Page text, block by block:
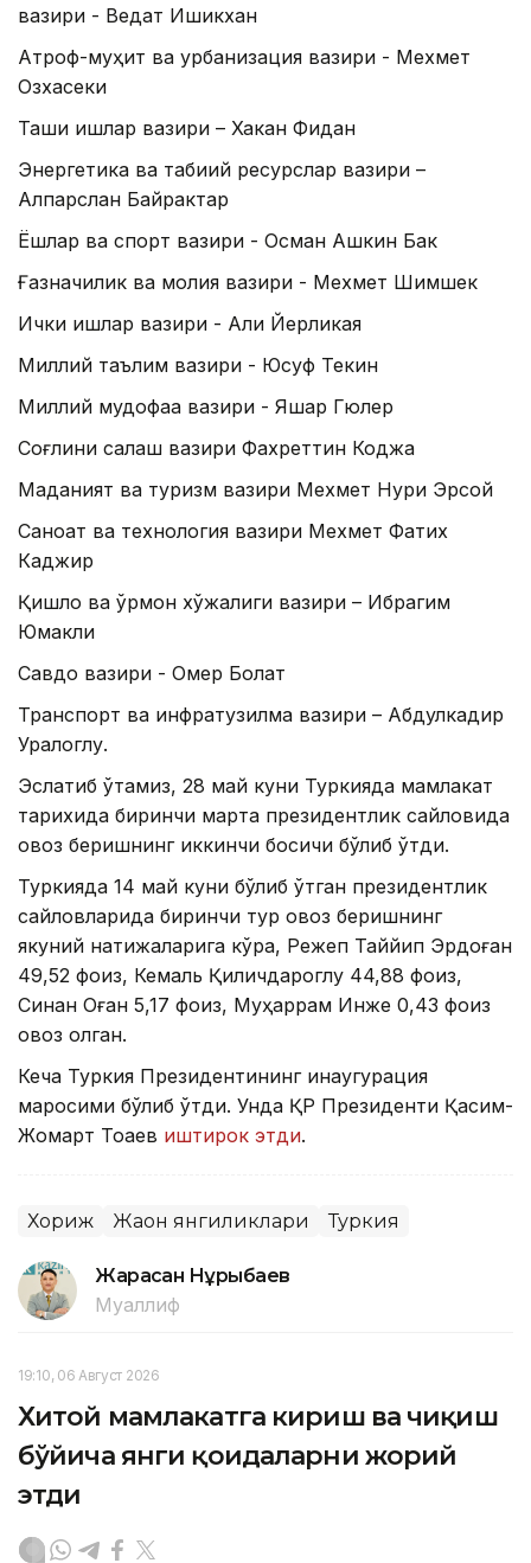
вазири - Ведат Ишикхан
Атроф-муҳит ва урбанизация вазири - Мехмет
Озхасеки
Ташқи ишлар вазири – Хакан Фидан
Энергетика ва табиий ресурслар вазири –
Алпарслан Байрактар
Ёшлар ва спорт вазири - Осман Ашкин Бак
Ғазначилик ва молия вазири - Мехмет Шимшек
Ички ишлар вазири - Али Йерликая
Миллий таълим вазири - Юсуф Текин
Миллий мудофаа вазири - Яшар Гюлер
Соғлиқни сақлаш вазири Фахреттин Коджа
Маданият ва туризм вазири Мехмет Нури Эрсой
Саноат ва технология вазири Мехмет Фатих
Каджир
Қишлоқ ва ўрмон хўжалиги вазири – Ибрагим
Юмакли
Савдо вазири - Омер Болат
Транспорт ва инфратузилма вазири – Абдулкадир
Уралоглу.
Эслатиб ўтамиз, 28 май куни Туркияда мамлакат
тарихида биринчи марта президентлик сайловида
овоз беришнинг иккинчи босқичи бўлиб ўтди.
Туркияда 14 май куни бўлиб ўтган президентлик
сайловларида биринчи тур овоз беришнинг
якуний натижаларига кўра, Режеп Таййип Эрдоған
49,52 фоиз, Кемаль Қиличдароглу 44,88 фоиз,
Синан Оған 5,17 фоиз, Муҳаррам Инже 0,43 фоиз
овоз олган.
Кеча Туркия Президентининг инаугурация
маросими бўлиб ўтди. Унда ҚР Президенти Қасим-
Жомарт Тоқаев иштирок этди.
Хориж Жаҳон янгиликлари Туркия
Жарасқан Нұрыбаев
Муаллиф
19:10, 06 Август 2026
Хитой мамлакатга кириш ва чиқиш
бўйича янги қоидаларни жорий
этди